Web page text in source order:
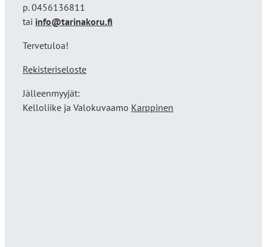
p. 0456136811
tai info@tarinakoru.fi
Tervetuloa!
Rekisteriseloste
Jälleenmyyjät:
Kelloliike ja Valokuvaamo Karppinen